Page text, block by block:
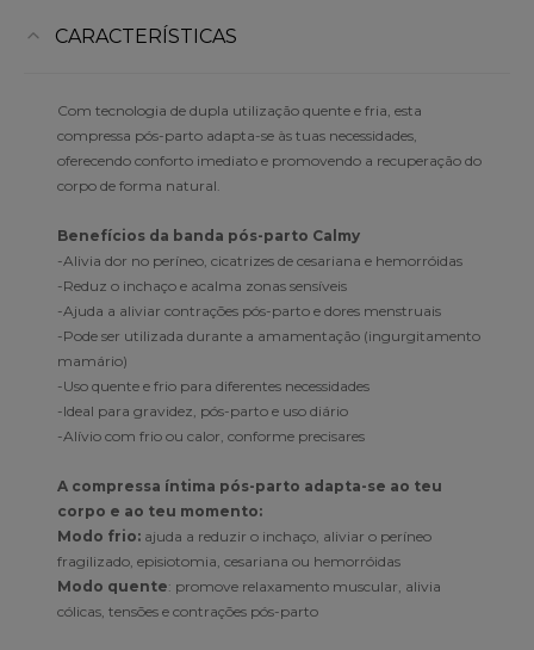
CARACTERÍSTICAS
Com tecnologia de dupla utilização quente e fria, esta
compressa pós-parto adapta-se às tuas necessidades,
oferecendo conforto imediato e promovendo a recuperação do
corpo de forma natural.
Benefícios da banda pós-parto Calmy
-Alivia dor no períneo, cicatrizes de cesariana e hemorróidas
-Reduz o inchaço e acalma zonas sensíveis
-Ajuda a aliviar contrações pós-parto e dores menstruais
-Pode ser utilizada durante a amamentação (ingurgitamento
mamário)
-Uso quente e frio para diferentes necessidades
-Ideal para gravidez, pós-parto e uso diário
-Alívio com frio ou calor, conforme precisares
A compressa íntima pós-parto adapta-se ao teu
corpo e ao teu momento:
Modo frio: ajuda a reduzir o inchaço, aliviar o períneo
fragilizado, episiotomia, cesariana ou hemorróidas
Modo quente: promove relaxamento muscular, alivia
cólicas, tensões e contrações pós-parto